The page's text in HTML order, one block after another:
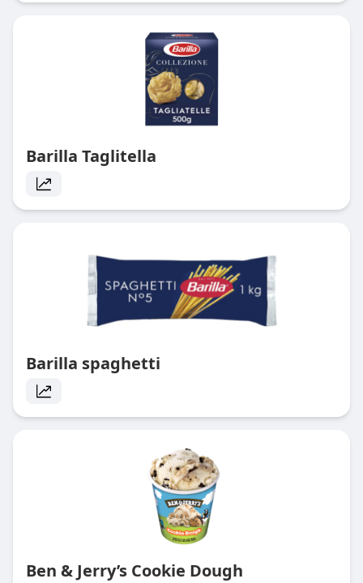
Barilla Taglitella
Barilla spaghetti
Ben & Jerry’s Cookie Dough